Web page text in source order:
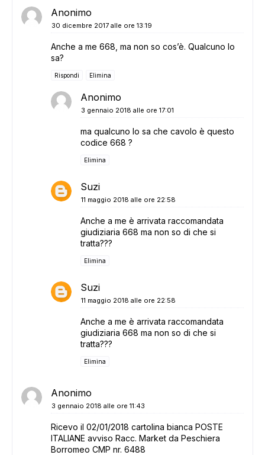
Anonimo
30 dicembre 2017 alle ore 13:19
Anche a me 668, ma non so cos’è. Qualcuno lo
sa?
Rispondi Elimina
Anonimo
3 gennaio 2018 alle ore 17:01
ma qualcuno lo sa che cavolo è questo
codice 668 ?
Elimina
Suzi
11 maggio 2018 alle ore 22:58
Anche a me è arrivata raccomandata
giudiziaria 668 ma non so di che si
tratta???
Elimina
Suzi
11 maggio 2018 alle ore 22:58
Anche a me è arrivata raccomandata
giudiziaria 668 ma non so di che si
tratta???
Elimina
Anonimo
3 gennaio 2018 alle ore 11:43
Ricevo il 02/01/2018 cartolina bianca POSTE
ITALIANE avviso Racc. Market da Peschiera
Borromeo CMP nr. 6488